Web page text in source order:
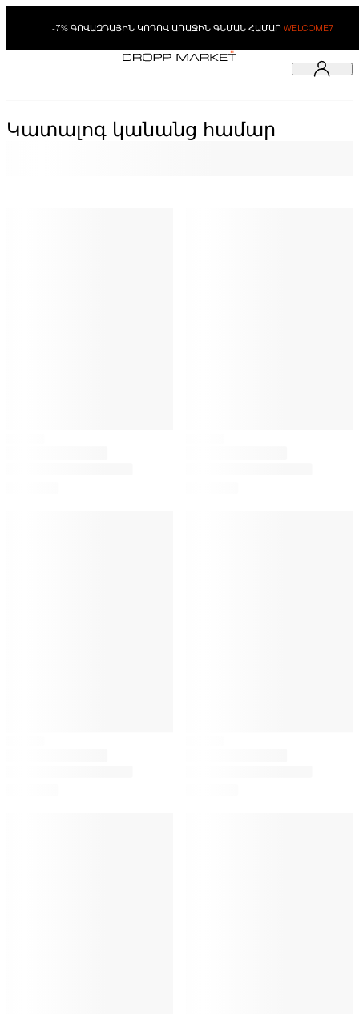
-7% ԳՈՎԱԶԴԱՅԻՆ ԿՈԴՈՎ ԱՌԱՋԻՆ ԳՆՄԱՆ ՀԱՄԱՐ WELCOME7
Կատալոգ կանանց համար